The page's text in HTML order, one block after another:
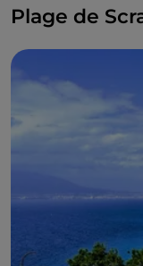
Plage de